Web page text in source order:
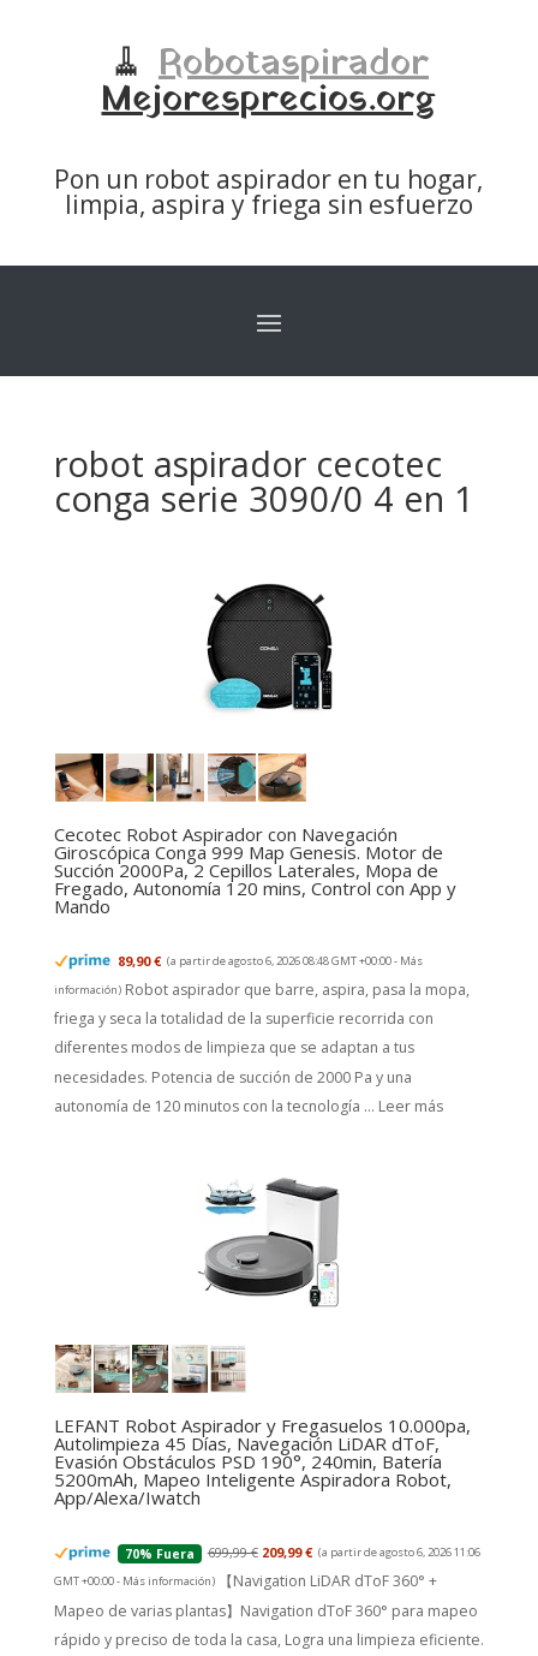
🧹 Robotaspirador
Mejoresprecios.org
Pon un robot aspirador en tu hogar,
limpia, aspira y friega sin esfuerzo
robot aspirador cecotec
conga serie 3090/0 4 en 1
Cecotec Robot Aspirador con Navegación
Giroscópica Conga 999 Map Genesis. Motor de
Succión 2000Pa, 2 Cepillos Laterales, Mopa de
Fregado, Autonomía 120 mins, Control con App y
Mando
89,90 € (a partir de agosto 6, 2026 08:48 GMT +00:00 - Más
información) Robot aspirador que barre, aspira, pasa la mopa,
friega y seca la totalidad de la superficie recorrida con
diferentes modos de limpieza que se adaptan a tus
necesidades. Potencia de succión de 2000 Pa y una
autonomía de 120 minutos con la tecnología ... Leer más
LEFANT Robot Aspirador y Fregasuelos 10.000pa,
Autolimpieza 45 Días, Navegación LiDAR dToF,
Evasión Obstáculos PSD 190°, 240min, Batería
5200mAh, Mapeo Inteligente Aspiradora Robot,
App/Alexa/Iwatch
70% Fuera 699,99 € 209,99 € (a partir de agosto 6, 2026 11:06
GMT +00:00 - Más información)
【Navigation LiDAR dToF 360° +
Mapeo de varias plantas】Navigation dToF 360° para mapeo
rápido y preciso de toda la casa, Logra una limpieza eficiente.